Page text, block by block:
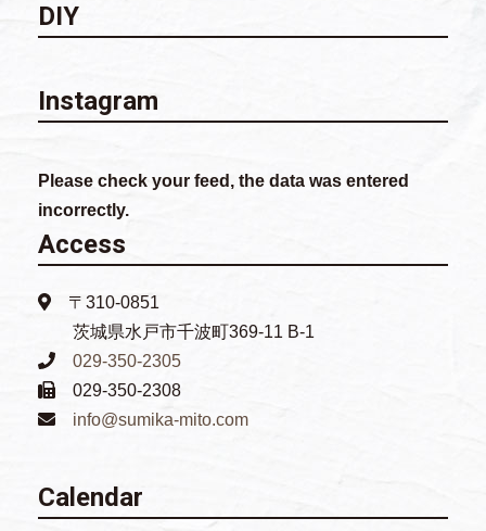
DIY
Instagram
Please check your feed, the data was entered
incorrectly.
Access
〒310-0851
茨城県水戸市千波町369-11 B-1
029-350-2305
029-350-2308
info@sumika-mito.com
Calendar